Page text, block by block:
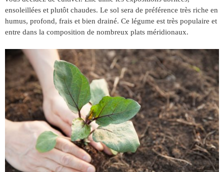
ensoleillées et plutôt chaudes. Le sol sera de préférence très riche en
humus, profond, frais et bien drainé. Ce légume est très populaire et
entre dans la composition de nombreux plats méridionaux.